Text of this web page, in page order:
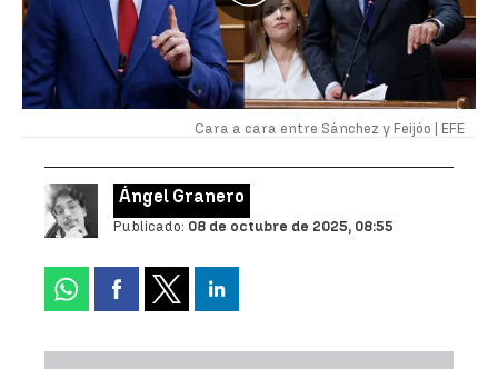
Cara a cara entre Sánchez y Feijóo | EFE
Ángel Granero
Publicado: 08 de octubre de 2025, 08:55